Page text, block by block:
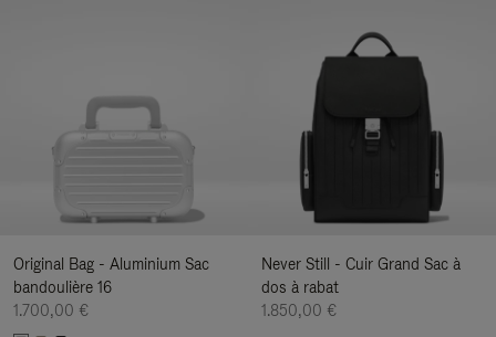
Original Bag - Aluminium Sac
bandoulière 16
1.700,00 €
Never Still - Cuir Grand Sac à
dos à rabat
1.850,00 €